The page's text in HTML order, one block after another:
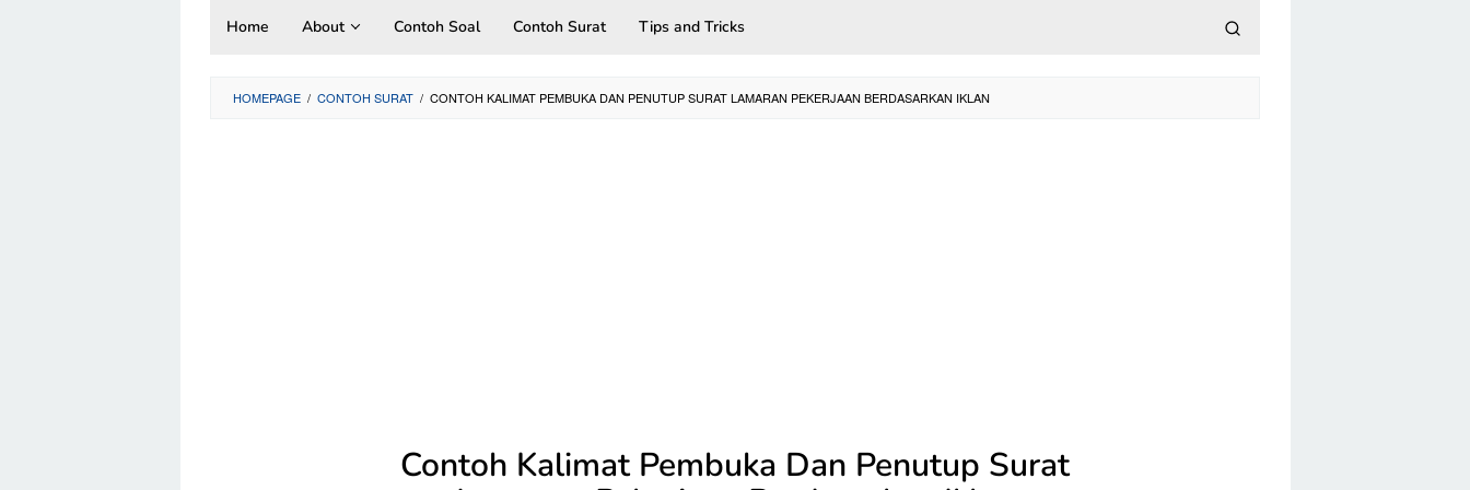
Home About Contoh Soal Contoh Surat Tips and Tricks
HOMEPAGE / CONTOH SURAT / CONTOH KALIMAT PEMBUKA DAN PENUTUP SURAT LAMARAN PEKERJAAN BERDASARKAN IKLAN
Contoh Kalimat Pembuka Dan Penutup Surat